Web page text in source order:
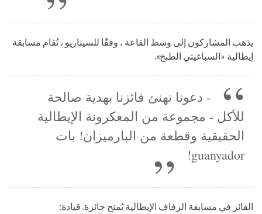
يذهب المشاركون إلى وسط القاعة ، وفقًا للسيناريو ، تُقام مسابقة
إيطالية «السباغيتي الطبخ».
- دعونا نهنئ فائزنا بهدية صالحة
للأكل - مجموعة من المعكرونة الإيطالية
الحقيقية وقطعة من البارميزان! بات
guanyador!
الفائز في مسابقة الزفاف الإيطالية يُمنح جائزة. قيادة: